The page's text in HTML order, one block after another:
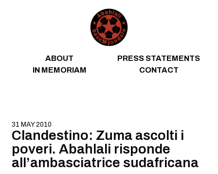
ABOUT
PRESS STATEMENTS
IN MEMORIAM
CONTACT
31 MAY 2010
Clandestino: Zuma ascolti i
poveri. Abahlali risponde
all’ambasciatrice sudafricana